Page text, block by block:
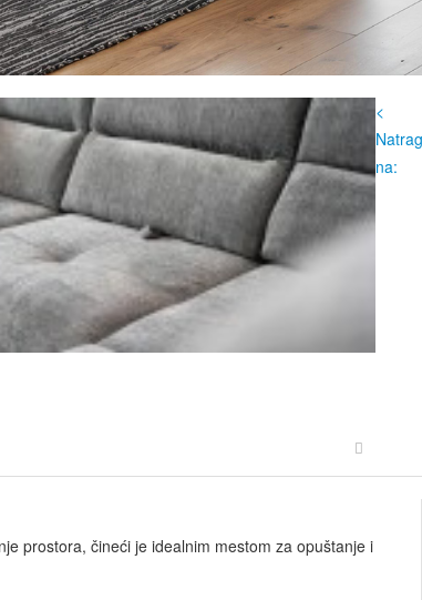
<
Natrag
na:
prostora, čineći je idealnim mestom za opuštanje i